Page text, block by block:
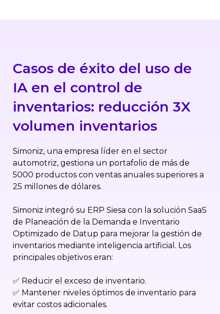
Casos de éxito del uso de
IA en el control de
inventarios: reducción 3X
volumen inventarios
Simoniz, una empresa líder en el sector
automotriz, gestiona un portafolio de más de
5000 productos con ventas anuales superiores a
25 millones de dólares.
Simoniz integró su ERP Siesa con la solución SaaS
de Planeación de la Demanda e Inventario
Optimizado de Datup para mejorar la gestión de
inventarios mediante inteligencia artificial. Los
principales objetivos eran:
✅ Reducir el exceso de inventario.
✅ Mantener niveles óptimos de inventario para
evitar costos adicionales.